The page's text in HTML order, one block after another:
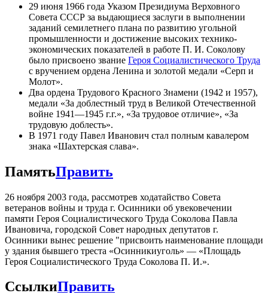
29 июня 1966 года Указом Президиума Верховного
Совета СССР за выдающиеся заслуги в выполнении
заданий семилетнего плана по развитию угольной
промышленности и достижение высоких технико-
экономических показателей в работе П. И. Соколову
было присвоено звание Героя Социалистического Труда
с вручением ордена Ленина и золотой медали «Серп и
Молот».
Два ордена Трудового Красного Знамени (1942 и 1957),
медали «За доблестный труд в Великой Отечественной
войне 1941—1945 г.г.», «За трудовое отличие», «За
трудовую доблесть».
В 1971 году Павел Иванович стал полным кавалером
знака «Шахтерская слава».
ПамятьПравить
26 ноября 2003 года, рассмотрев ходатайство Совета
ветеранов войны и труда г. Осинники об увековечении
памяти Героя Социалистического Труда Соколова Павла
Ивановича, городской Совет народных депутатов г.
Осинники вынес решение "присвоить наименование площади
у здания бывшего треста «Осинникиуголь» — «Площадь
Героя Социалистического Труда Соколова П. И.».
СсылкиПравить